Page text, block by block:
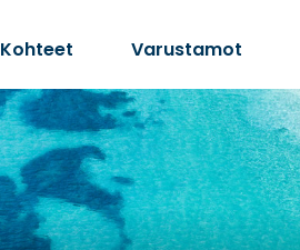
Kohteet Varustamot